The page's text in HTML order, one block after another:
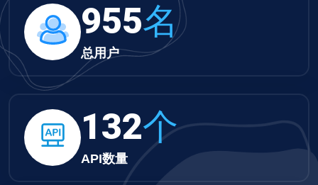
955名
总用户
132个
API数量